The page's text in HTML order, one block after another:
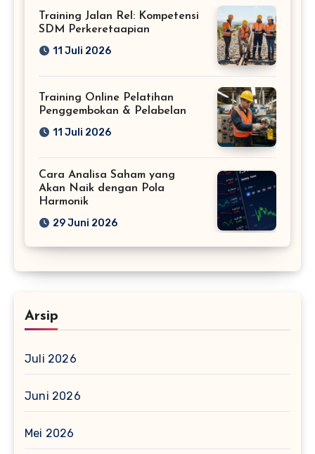
Training Jalan Rel: Kompetensi
SDM Perkeretaapian
11 Juli 2026
Training Online Pelatihan
Penggembokan & Pelabelan
11 Juli 2026
Cara Analisa Saham yang
Akan Naik dengan Pola
Harmonik
29 Juni 2026
Arsip
Juli 2026
Juni 2026
Mei 2026